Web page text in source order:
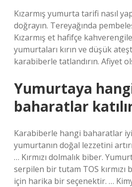
Kızarmış yumurta tarifi nasıl
doğrayın. Tereyağında
Kızarmış et hafifçe
yumurtaları kırın ve düşük
karabiberle tatlandırın. Afiyet
Yumurtaya
baharatlar
Karabiberle hangi baharatlar
yumurtanın doğal lezzetini
… Kırmızı dolmalık biber.
serpilen bir tutam TOS
için harika bir seçenektir. …